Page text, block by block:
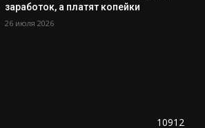
заработок, а платят копейки
26 июля 2026
10912